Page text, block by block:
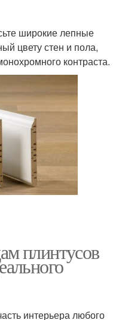
широкие лепные
цвету стен и пола,
контраста.
плинтусов
интерьера любого